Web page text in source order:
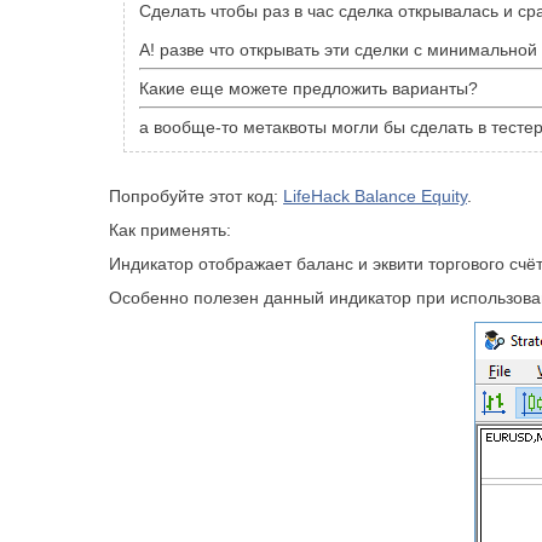
Сделать чтобы раз в час сделка открывалась и
А! разве что открывать эти сделки с
Какие еще можете предложить варианты?
а вообще-то метаквоты могли бы сделать в
Попробуйте этот код: LifeHack Balance Equity.
Как применять:
Индикатор отображает баланс и эквити торгового
Особенно полезен данный индикатор при